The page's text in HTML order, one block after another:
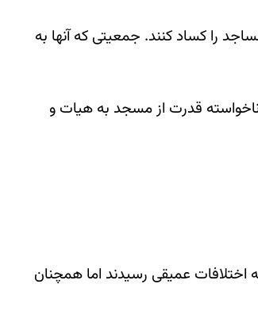
را کساد کنند. جمعیتی که آنها به
ناخواسته قدرت از مسجد به هیات و
عمیقی رسیدند اما همچنان